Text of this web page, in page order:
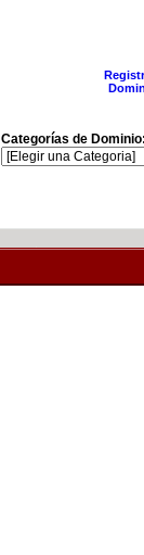
Categorías de Dominio: